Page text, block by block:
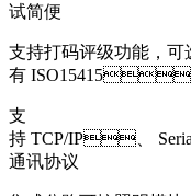
试简便
支持打码评级功能，
有 ISO15415
支
持 TCP/IP、
通讯协议